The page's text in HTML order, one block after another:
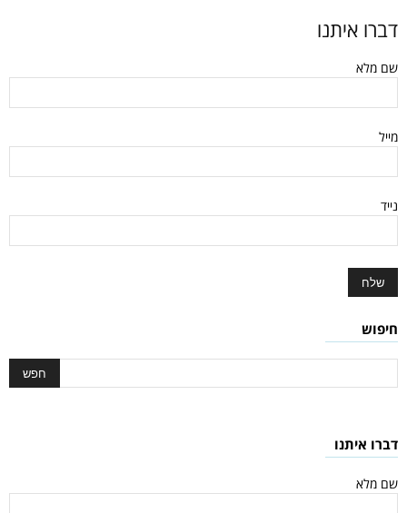
דברו איתנו
שם מלא
מייל
נייד
חיפוש
דברו איתנו
שם מלא